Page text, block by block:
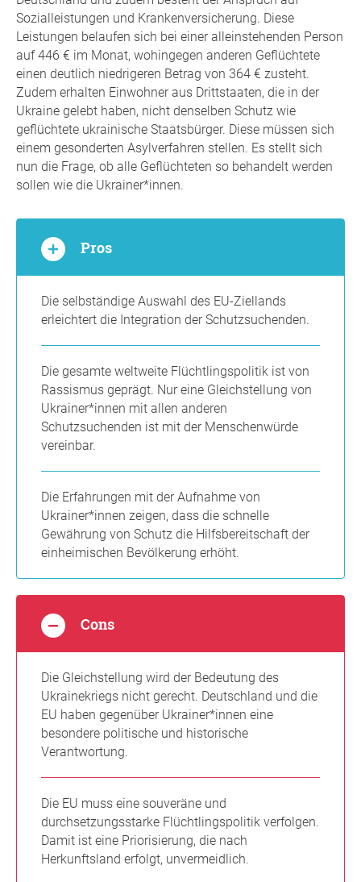
Sozialleistungen und Krankenversicherung. Diese
Leistungen belaufen sich bei einer alleinstehenden Person
auf 446 € im Monat, wohingegen anderen Geflüchtete
einen deutlich niedrigeren Betrag von 364 € zusteht.
Zudem erhalten Einwohner aus Drittstaaten, die in der
Ukraine gelebt haben, nicht denselben Schutz wie
geflüchtete ukrainische Staatsbürger. Diese müssen sich
einem gesonderten Asylverfahren stellen. Es stellt sich
nun die Frage, ob alle Geflüchteten so behandelt werden
sollen wie die Ukrainer*innen.
Pros
Die selbständige Auswahl des EU-Ziellands
erleichtert die Integration der Schutzsuchenden.
Die gesamte weltweite Flüchtlingspolitik ist von
Rassismus geprägt. Nur eine Gleichstellung von
Ukrainer*innen mit allen anderen
Schutzsuchenden ist mit der Menschenwürde
vereinbar.
Die Erfahrungen mit der Aufnahme von
Ukrainer*innen zeigen, dass die schnelle
Gewährung von Schutz die Hilfsbereitschaft der
einheimischen Bevölkerung erhöht.
Cons
Die Gleichstellung wird der Bedeutung des
Ukrainekriegs nicht gerecht. Deutschland und die
EU haben gegenüber Ukrainer*innen eine
besondere politische und historische
Verantwortung.
Die EU muss eine souveräne und
durchsetzungsstarke Flüchtlingspolitik verfolgen.
Damit ist eine Priorisierung, die nach
Herkunftsland erfolgt, unvermeidlich.